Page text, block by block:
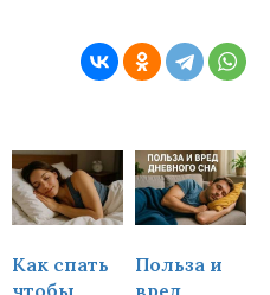
Как спать
чтобы
Польза и
вред